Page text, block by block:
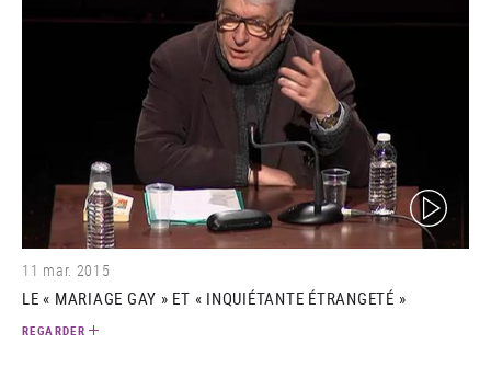
(video)
11 mar. 2015
LE « MARIAGE GAY » ET « INQUIÉTANTE ÉTRANGETÉ »
REGARDER